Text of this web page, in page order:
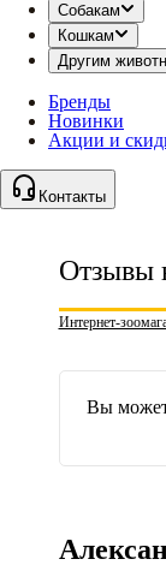
Собакам
Кошкам
Другим
Бренды
Новинки
Акции и
Контакты
Отзывы
Интернет-
Вы